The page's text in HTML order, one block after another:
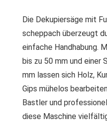
Die Dekupiersäge mit
scheppach überzeugt
einfache Handhabung.
bis zu 50 mm und einer
mm lassen sich Holz,
Gips mühelos
Bastler und
diese Maschine